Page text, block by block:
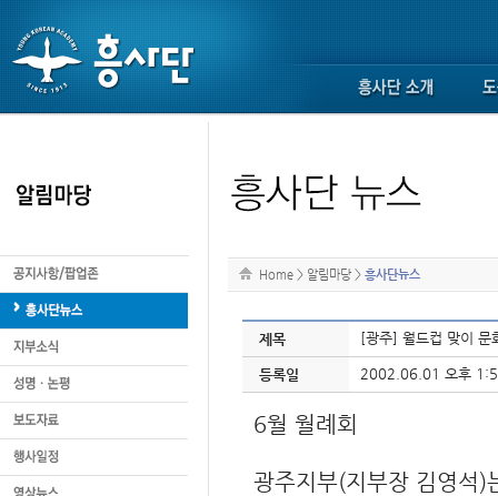
Home > 알림마당 > 흥사단뉴스
제목 [광주] 월드컵 맞이 문
등록일 2002.06.01 오후
6월 월례회
광주지부(지부장 김영석